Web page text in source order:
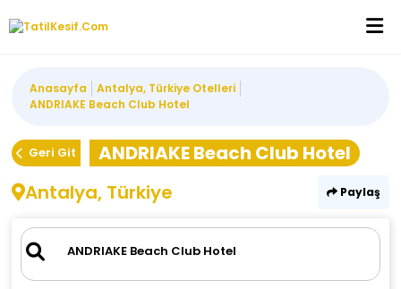
Anasayfa
Antalya, Türkiye Otelleri
ANDRIAKE Beach Club Hotel
Geri Git
ANDRIAKE Beach Club Hotel
Antalya, Türkiye
Paylaş